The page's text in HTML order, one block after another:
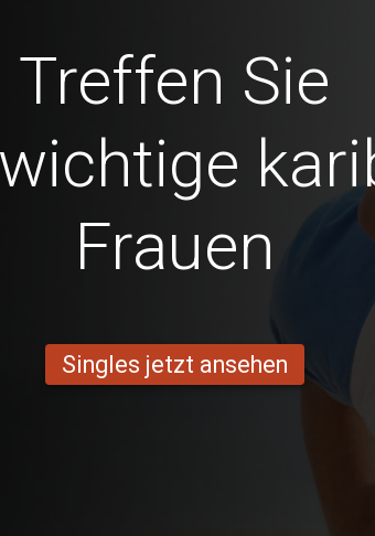
Treffen Sie
Frauen
Singles jetzt ansehen